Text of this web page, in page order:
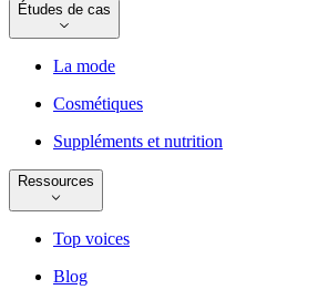
Études de cas
La mode
Cosmétiques
Suppléments et nutrition
Ressources
Top voices
Blog